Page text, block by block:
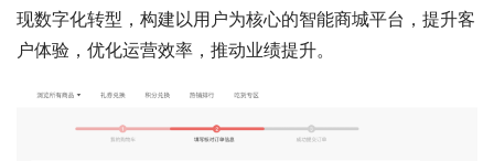
现数字化转型，构建以用户为核心的智能商城平台，提升客
户体验，优化运营效率，推动业绩提升。